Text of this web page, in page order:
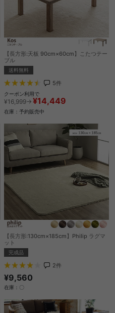
【長方形:天板 90cm×60cm】こたつテー
ブル
送料無料
5件
クーポン利用で
¥16,999→ ¥14,449
在庫：予約販売中
【長方形:130cm×185cm】Philip ラグマ
ット
完成品
2件
¥9,560
在庫：〇